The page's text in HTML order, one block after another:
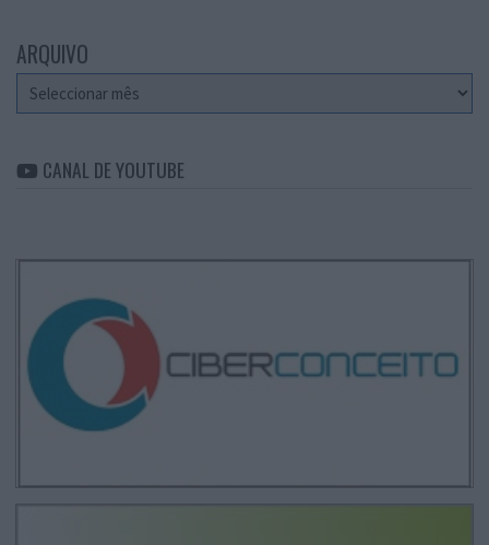
ARQUIVO
Arquivo
CANAL DE YOUTUBE